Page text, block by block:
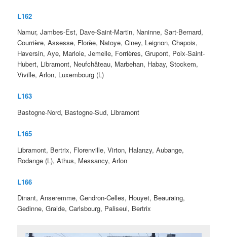
L162
Namur, Jambes-Est, Dave-Saint-Martin, Naninne, Sart-Bernard,
Courrière, Assesse, Florèe, Natoye, Ciney, Leignon, Chapois,
Haversin, Aye, Marloie, Jemelle, Forrières, Grupont, Poix-Saint-
Hubert, Libramont, Neufchâteau, Marbehan, Habay, Stockem,
Viville, Arlon, Luxembourg (L)
L163
Bastogne-Nord, Bastogne-Sud, Libramont
L165
Libramont, Bertrix, Florenville, Virton, Halanzy, Aubange,
Rodange (L), Athus, Messancy, Arlon
L166
Dinant, Anseremme, Gendron-Celles, Houyet, Beauraing,
Gedinne, Graide, Carlsbourg, Paliseul, Bertrix